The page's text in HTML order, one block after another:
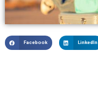
Facebook LinkedIn